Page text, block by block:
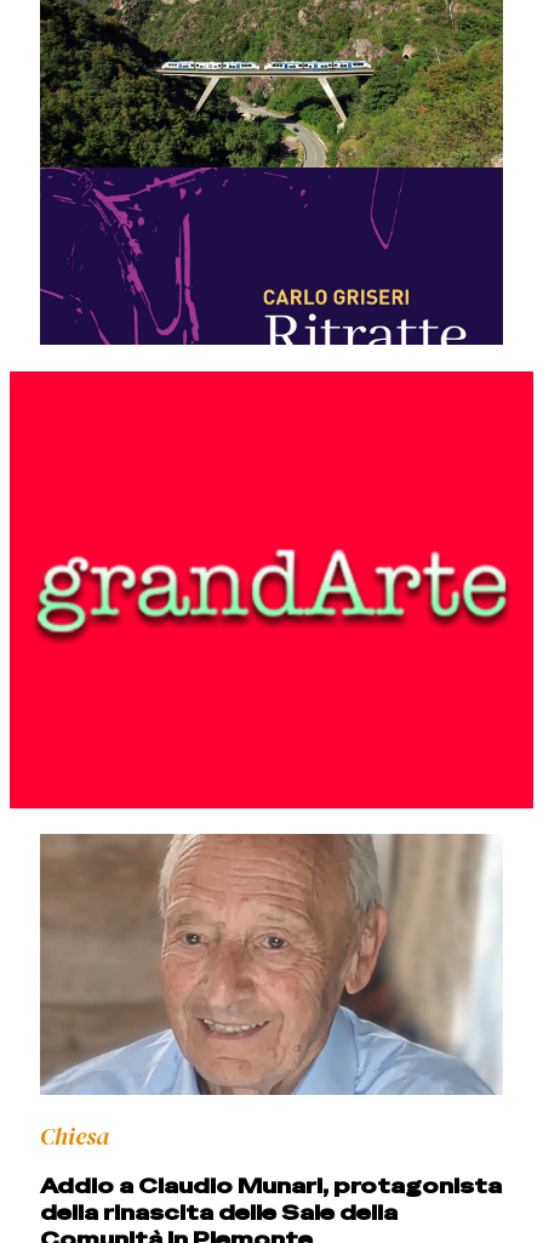
Cultura
Donne e cinema
Paesi
“Le meraviglie della Ferrovia delle
Meraviglie”
Chiesa
Addio a Claudio Munari, protagonista
della rinascita delle Sale della